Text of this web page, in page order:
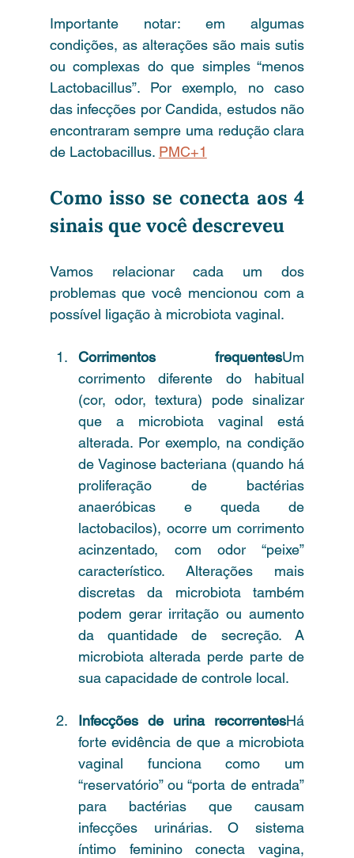
Importante notar: em algumas
condições, as alterações são mais sutis
ou complexas do que simples “menos
Lactobacillus”. Por exemplo, no caso
das infecções por Candida, estudos não
encontraram sempre uma redução clara
de Lactobacillus. PMC+1
Como isso se conecta aos 4
sinais que você descreveu
Vamos relacionar cada um dos
problemas que você mencionou com a
possível ligação à microbiota vaginal.
Corrimentos frequentesUm
corrimento diferente do habitual
(cor, odor, textura) pode sinalizar
que a microbiota vaginal está
alterada. Por exemplo, na condição
de Vaginose bacteriana (quando há
proliferação de bactérias
anaeróbicas e queda de
lactobacilos), ocorre um corrimento
acinzentado, com odor “peixe”
característico. Alterações mais
discretas da microbiota também
podem gerar irritação ou aumento
da quantidade de secreção. A
microbiota alterada perde parte de
sua capacidade de controle local.
Infecções de urina recorrentesHá
forte evidência de que a microbiota
vaginal funciona como um
“reservatório” ou “porta de entrada”
para bactérias que causam
infecções urinárias. O sistema
íntimo feminino conecta vagina,